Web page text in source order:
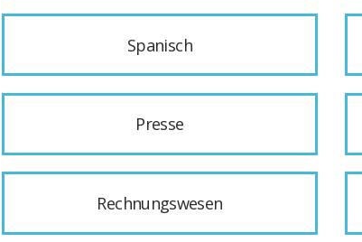
Spanisch
Presse
Rechnungswesen